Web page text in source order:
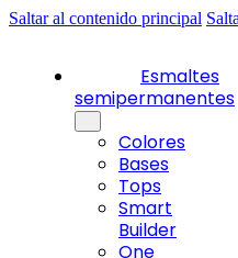
Saltar al contenido principal
Esmaltes
semipermanentes
Colores
Bases
Tops
Smart
Builder
One